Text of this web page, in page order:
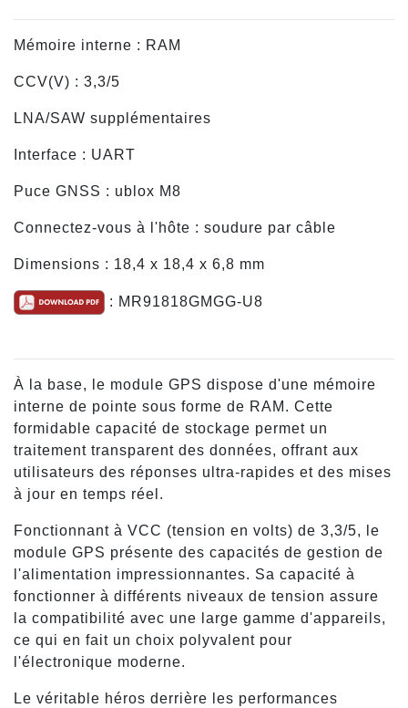
Mémoire interne : RAM
CCV(V) : 3,3/5
LNA/SAW supplémentaires
Interface : UART
Puce GNSS : ublox M8
Connectez-vous à l'hôte : soudure par câble
Dimensions : 18,4 x 18,4 x 6,8 mm
: MR91818GMGG-U8
À la base, le module GPS dispose d'une mémoire
interne de pointe sous forme de RAM. Cette
formidable capacité de stockage permet un
traitement transparent des données, offrant aux
utilisateurs des réponses ultra-rapides et des mises
à jour en temps réel.
Fonctionnant à VCC (tension en volts) de 3,3/5, le
module GPS présente des capacités de gestion de
l'alimentation impressionnantes. Sa capacité à
fonctionner à différents niveaux de tension assure
la compatibilité avec une large gamme d'appareils,
ce qui en fait un choix polyvalent pour
l'électronique moderne.
Le véritable héros derrière les performances